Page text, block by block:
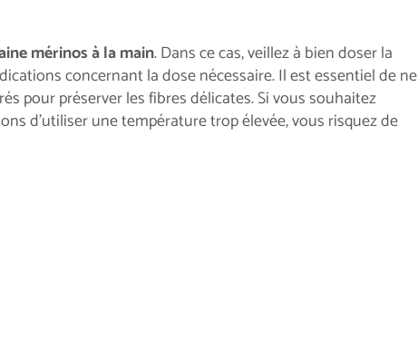
mérinos à la main. Dans ce cas, veillez à bien doser la
concernant la dose nécessaire. Il est essentiel de ne
pour préserver les fibres délicates. Si vous souhaitez
d'utiliser une température trop élevée, vous risquez de